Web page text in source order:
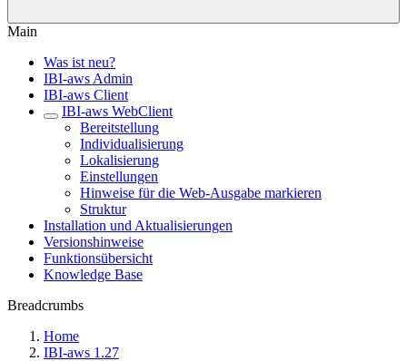
Main
Was ist neu?
IBI-aws Admin
IBI-aws Client
IBI-aws WebClient
Bereitstellung
Individualisierung
Lokalisierung
Einstellungen
Hinweise für die Web-Ausgabe markieren
Struktur
Installation und Aktualisierungen
Versionshinweise
Funktionsübersicht
Knowledge Base
Breadcrumbs
Home
IBI-aws 1.27